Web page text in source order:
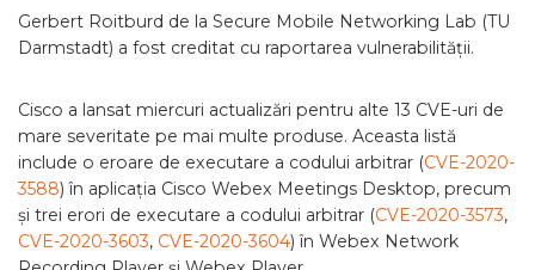
Gerbert Roitburd de la Secure Mobile Networking Lab (TU
Darmstadt) a fost creditat cu raportarea vulnerabilității.
Cisco a lansat miercuri actualizări pentru alte 13 CVE-uri de
mare severitate pe mai multe produse. Aceasta listă
include o eroare de executare a codului arbitrar (CVE-2020-
3588) în aplicația Cisco Webex Meetings Desktop, precum
și trei erori de executare a codului arbitrar (CVE-2020-3573,
CVE-2020-3603, CVE-2020-3604) în Webex Network